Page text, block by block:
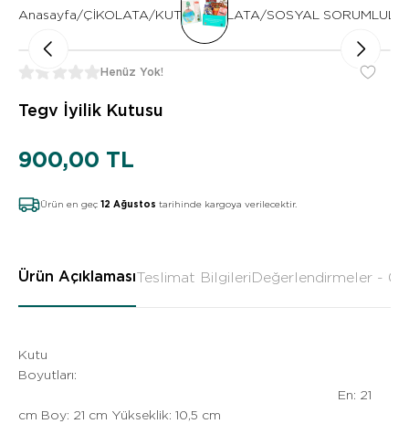
Anasayfa/ÇİKOLATA/KUTU ÇİKOLATA/SOSYAL
Henüz Yok!
Tegv İyilik Kutusu
900,00 TL
Ürün en geç 12 Ağustos tarihinde kargoya verilecektir.
Ürün AçıklamasıTeslimat BilgileriDeğerlendirmeler - 0
Kutu
Boyutları:
En: 21
cm Boy: 21 cm Yükseklik: 10,5 cm